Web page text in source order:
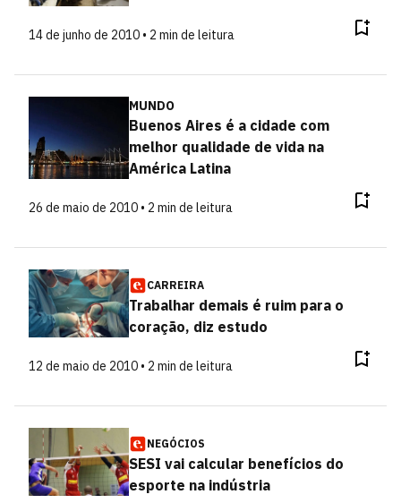
14 de junho de 2010 • 2 min de leitura
MUNDO
Buenos Aires é a cidade com
melhor qualidade de vida na
América Latina
26 de maio de 2010 • 2 min de leitura
CARREIRA
Trabalhar demais é ruim para o
coração, diz estudo
12 de maio de 2010 • 2 min de leitura
NEGÓCIOS
SESI vai calcular benefícios do
esporte na indústria